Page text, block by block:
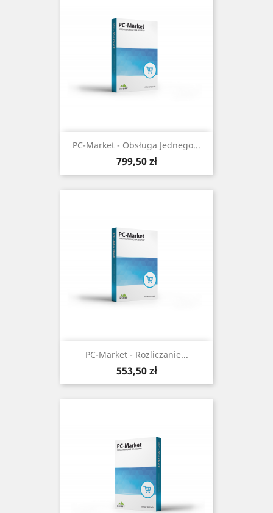
PC-Market - Obsługa Jednego...
Cena
799,50 zł
PC-Market - Rozliczanie...
Cena
553,50 zł